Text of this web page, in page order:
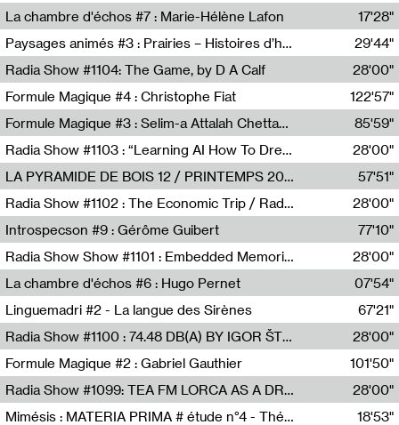
Soundart Radio
La chambre d'échos #7 : Marie-Hélène Lafon
Revue Les Chambres,Marie-Hélène Lafon
17'28"
Paysages animés #3 : Prairies – Histoires d’herbes et d’humains
Anne Simon
29'44"
Radia Show #1104: The Game, by D A Calf
Radio One NZ
28'00"
Formule Magique #4 : Christophe Fiat
Nathalie Lacroix
122'57"
Formule Magique #3 : Selim-a Attalah Chettaoui
Nathalie Lacroix,Selim-a Attalah Chettaoui
85'59"
Radia Show #1103 : “Learning AI How To Dream” by Sebastian Dingens (Radio Campus Bruxelles)
Radio Campus Bruxelles
28'00"
LA PYRAMIDE DE BOIS 12 / PRINTEMPS 2026
Sammy Stein
57'51"
Radia Show #1102 : The Economic Trip / Radio Grenouille
Radio Grenouille
28'00"
Introspecson #9 : Gérôme Guibert
Pierre Henry,Gérôme Guibert
77'10"
Radia Show Show #1101 : Embedded Memories by Jimmy Peggie / radioart106
Jimmy Peggie,radioart106
28'00"
La chambre d'échos #6 : Hugo Pernet
Revue Les Chambres,Hugo Pernet
07'54"
Linguemadri #2 - La langue des Sirènes
Meris Angioletti
67'21"
Radia Show #1100 : 74.48 DB(A) BY IGOR ŠTROMAJER FOR RADIO X
radio x
28'00"
Formule Magique #2 : Gabriel Gauthier
Nathalie Lacroix,Gabriel Gauthier
101'50"
Radia Show #1099: TEA FM LORCA AS A DREAM
TEAFM
28'00"
Mimésis : MATERIA PRIMA # étude n°4 - Théâtre de l’Aquarium
18'53"